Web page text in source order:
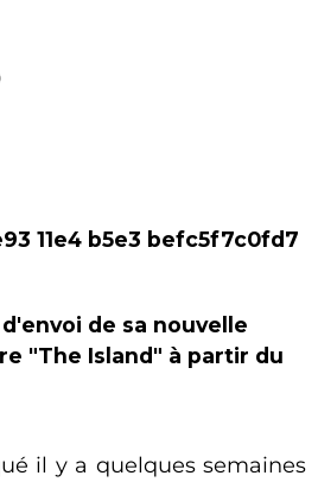
de sa nouvelle
"The Island" à partir du
il y a quelques semaines